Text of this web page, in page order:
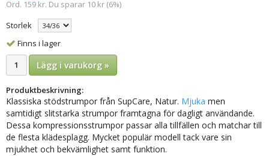
Ord. 159 kr. Du sparar 10 kr (6%)
Storlek
Finns i lager
Lägg i varukorg »
Produktbeskrivning:
Klassiska stödstrumpor från SupCare, Natur. Mjuka men
samtidigt slitstarka strumpor framtagna för dagligt användande.
Dessa kompressionsstrumpor passar alla tillfällen och matchar till
de flesta klädesplagg. Mycket populär modell tack vare sin
mjukhet och bekvämlighet samt funktion.